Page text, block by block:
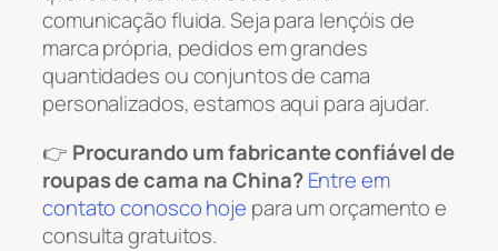
comunicação fluida. Seja para lençóis de
marca própria, pedidos em grandes
quantidades ou conjuntos de cama
personalizados, estamos aqui para ajudar.
👉 Procurando um fabricante confiável de
roupas de cama na China? Entre em
contato conosco hoje para um orçamento e
consulta gratuitos.